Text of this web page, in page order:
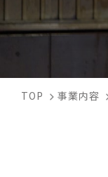
TOP 事業内容